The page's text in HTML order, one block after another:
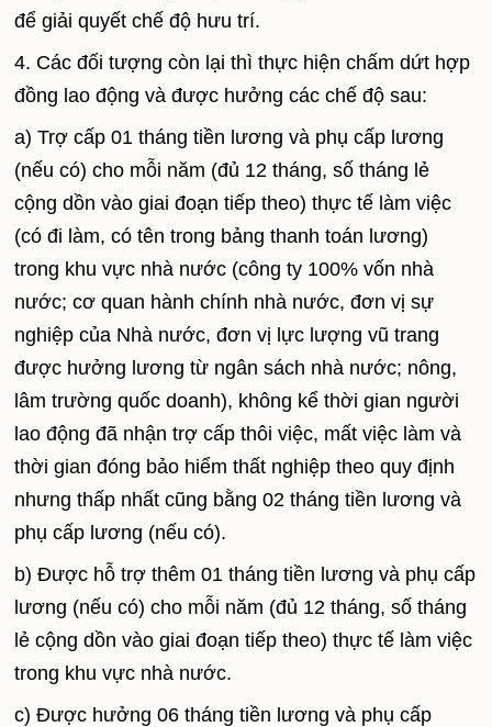
để giải quyết chế độ hưu trí.
4. Các đối tượng còn lại thì thực hiện chấm dứt hợp
đồng lao động và được hưởng các chế độ sau:
a) Trợ cấp 01 tháng tiền lương và phụ cấp lương
(nếu có) cho mỗi năm (đủ 12 tháng, số tháng lẻ
cộng dồn vào giai đoạn tiếp theo) thực tế làm việc
(có đi làm, có tên trong bảng thanh toán lương)
trong khu vực nhà nước (công ty 100% vốn nhà
nước; cơ quan hành chính nhà nước, đơn vị sự
nghiệp của Nhà nước, đơn vị lực lượng vũ trang
được hưởng lương từ ngân sách nhà nước; nông,
lâm trường quốc doanh), không kể thời gian người
lao động đã nhận trợ cấp thôi việc, mất việc làm và
thời gian đóng bảo hiểm thất nghiệp theo quy định
nhưng thấp nhất cũng bằng 02 tháng tiền lương và
phụ cấp lương (nếu có).
b) Được hỗ trợ thêm 01 tháng tiền lương và phụ cấp
lương (nếu có) cho mỗi năm (đủ 12 tháng, số tháng
lẻ cộng dồn vào giai đoạn tiếp theo) thực tế làm việc
trong khu vực nhà nước.
c) Được hưởng 06 tháng tiền lương và phụ cấp